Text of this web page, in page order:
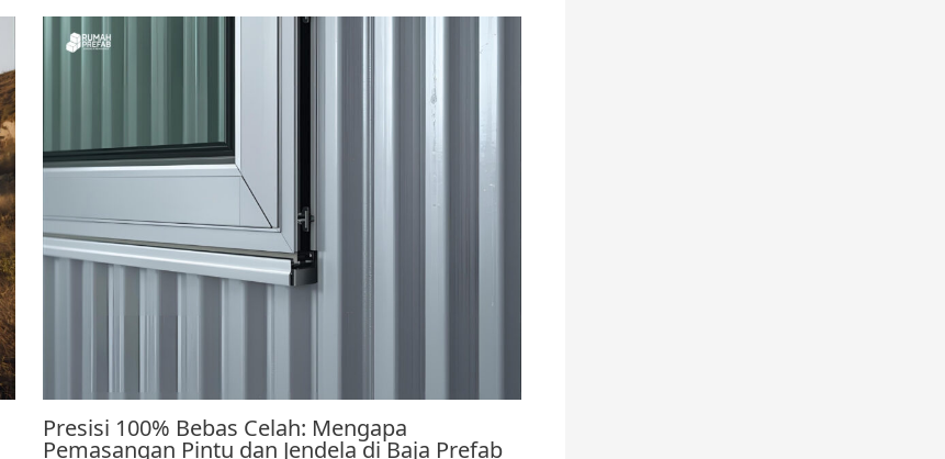
Presisi 100% Bebas Celah: Mengapa
Pemasangan Pintu dan Jendela di Baja Prefab